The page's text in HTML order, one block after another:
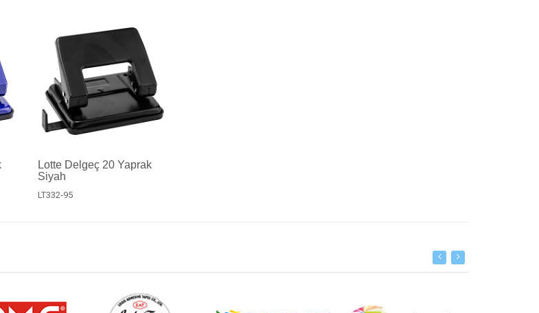
Lotte Delgeç 20 Yaprak
Siyah
LT332-95